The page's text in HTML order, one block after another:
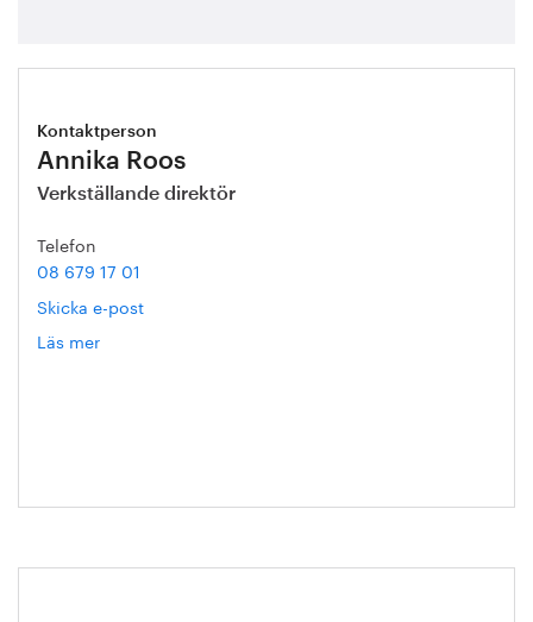
Kontaktperson
Annika Roos
Verkställande direktör
Telefon
08 679 17 01
Skicka e-post
Läs mer